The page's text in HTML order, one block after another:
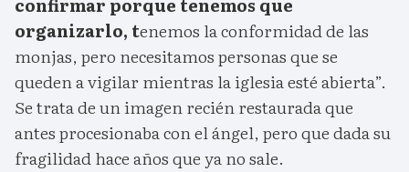
confirmar porque tenemos que
organizarlo, tenemos la conformidad de las
monjas, pero necesitamos personas que se
queden a vigilar mientras la iglesia esté abierta”.
Se trata de un imagen recién restaurada que
antes procesionaba con el ángel, pero que dada su
fragilidad hace años que ya no sale.